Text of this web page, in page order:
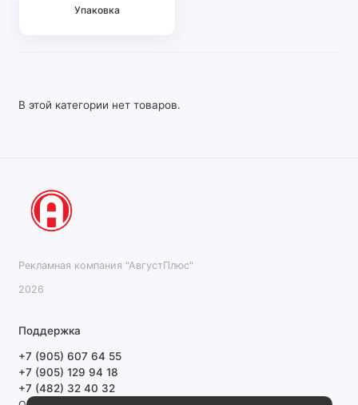
Упаковка
В этой категории нет товаров.
Рекламная компания "АвгустПлюс"
2026
Поддержка
+7 (905) 607 64 55
+7 (905) 129 94 18
+7 (482) 32 40 32